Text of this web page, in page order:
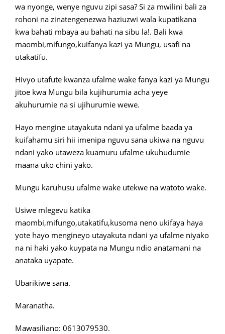
wa nyonge, wenye nguvu zipi sasa? Si za mwilini bali za
rohoni na zinatengenezwa haziuzwi wala kupatikana
kwa bahati mbaya au bahati na sibu la!. Bali kwa
maombi,mifungo,kuifanya kazi ya Mungu, usafi na
utakatifu.
Hivyo utafute kwanza ufalme wake fanya kazi ya Mungu
jitoe kwa Mungu bila kujihurumia acha yeye
akuhurumie na si ujihurumie wewe.
Hayo mengine utayakuta ndani ya ufalme baada ya
kuifahamu siri hii imenipa nguvu sana ukiwa na nguvu
ndani yako utaweza kuamuru ufalme ukuhudumie
maana uko chini yako.
Mungu karuhusu ufalme wake utekwe na watoto wake.
Usiwe mlegevu katika
maombi,mifungo,utakatifu,kusoma neno ukifaya haya
yote hayo mengineyo utayakuta ndani ya ufalme niyako
na ni haki yako kuypata na Mungu ndio anatamani na
anataka uyapate.
Ubarikiwe sana.
Maranatha.
Mawasiliano: 0613079530.